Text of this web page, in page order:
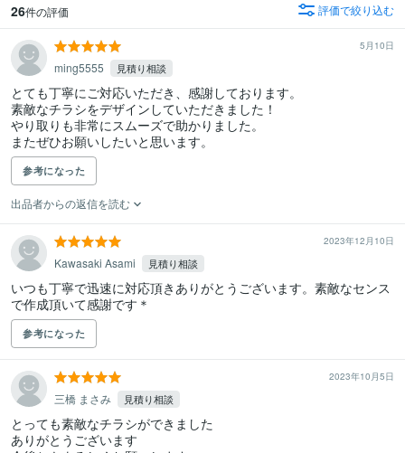
26件の評価 評価で絞り込む
5月10日
ming5555 見積り相談
とても丁寧にご対応いただき、感謝しております。
素敵なチラシをデザインしていただきました！
やり取りも非常にスムーズで助かりました。
またぜひお願いしたいと思います。
参考になった
出品者からの返信を読む
2023年12月10日
Kawasaki Asami 見積り相談
いつも丁寧で迅速に対応頂きありがとうございます。素敵なセンス
で作成頂いて感謝です＊
参考になった
2023年10月5日
三橋 まさみ 見積り相談
とっても素敵なチラシができました
ありがとうございます